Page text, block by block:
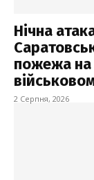
Нічна
пожежа на
2 Серпня, 2026